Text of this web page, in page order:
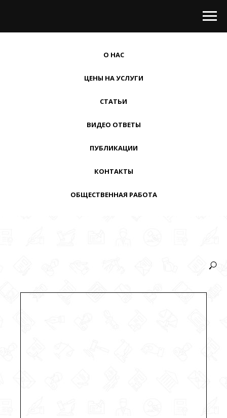
О НАС
ЦЕНЫ НА УСЛУГИ
СТАТЬИ
ВИДЕО ОТВЕТЫ
ПУБЛИКАЦИИ
КОНТАКТЫ
ОБЩЕСТВЕННАЯ РАБОТА